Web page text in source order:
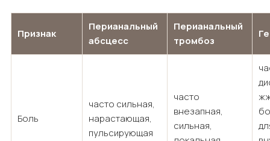
Признак
Перианальный
абсцесс
Перианальный
тромбоз
Боль
часто сильная,
нарастающая,
пульсирующая
часто
внезапная,
сильная,